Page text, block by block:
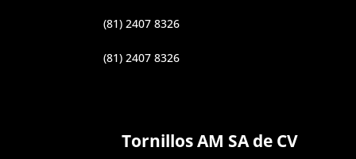
(81) 2407 8326
(81) 2407 8326
Tornillos AM SA de CV